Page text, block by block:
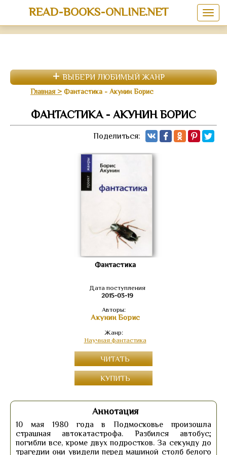
READ-BOOKS-ONLINE.NET
ВЫБЕРИ ЛЮБИМЫЙ ЖАНР
Главная Фантастика - Акунин Борис
ФАНТАСТИКА - АКУНИН БОРИС
Поделиться:
Фантастика
Дата поступления
2015-03-19
Авторы:
Акунин Борис
Жанр:
Научная фантастика
ЧИТАТЬ
КУПИТЬ
Аннотация
10 мая 1980 года в Подмосковье произошла
страшная автокатастрофа. Разбился автобус;
погибли все, кроме двух подростков. За секунду до
трагедии они увидели перед машиной столб белого